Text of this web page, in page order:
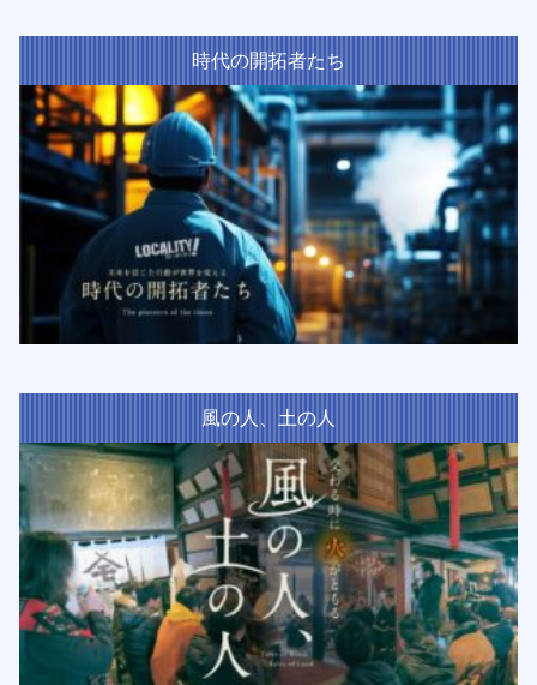
時代の開拓者たち
風の人、土の人